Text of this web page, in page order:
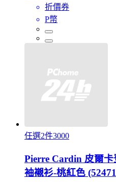
折價券
P幣
任選2件3000
Pierre Cardin 皮爾
袖襯衫-桃紅色